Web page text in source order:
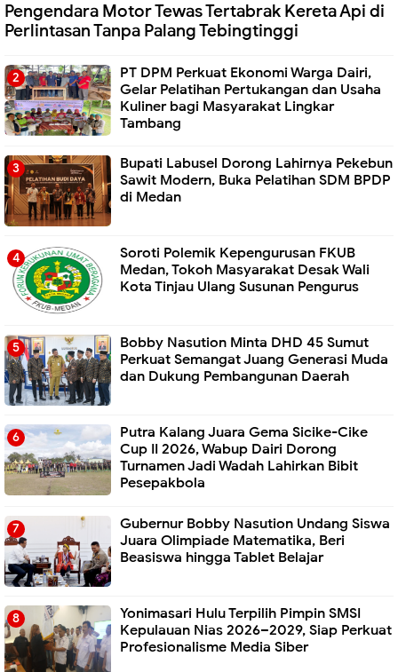
Pengendara Motor Tewas Tertabrak Kereta Api di
Perlintasan Tanpa Palang Tebingtinggi
PT DPM Perkuat Ekonomi Warga Dairi,
Gelar Pelatihan Pertukangan dan Usaha
Kuliner bagi Masyarakat Lingkar
Tambang
Bupati Labusel Dorong Lahirnya Pekebun
Sawit Modern, Buka Pelatihan SDM BPDP
di Medan
Soroti Polemik Kepengurusan FKUB
Medan, Tokoh Masyarakat Desak Wali
Kota Tinjau Ulang Susunan Pengurus
Bobby Nasution Minta DHD 45 Sumut
Perkuat Semangat Juang Generasi Muda
dan Dukung Pembangunan Daerah
Putra Kalang Juara Gema Sicike-Cike
Cup II 2026, Wabup Dairi Dorong
Turnamen Jadi Wadah Lahirkan Bibit
Pesepakbola
Gubernur Bobby Nasution Undang Siswa
Juara Olimpiade Matematika, Beri
Beasiswa hingga Tablet Belajar
Yonimasari Hulu Terpilih Pimpin SMSI
Kepulauan Nias 2026–2029, Siap Perkuat
Profesionalisme Media Siber